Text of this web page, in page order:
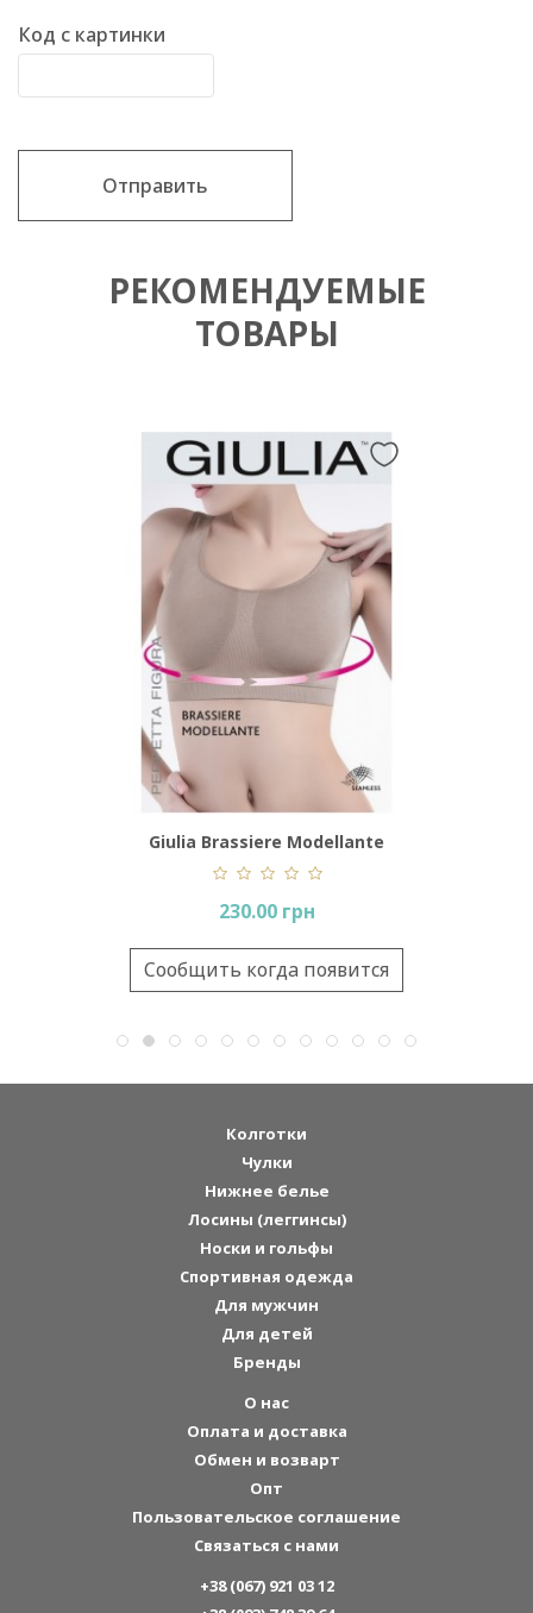
Код с картинки
Отправить
РЕКОМЕНДУЕМЫЕ
ТОВАРЫ
Giulia Brassiere Modellante
230.00 грн
Сообщить когда появится
Колготки
Чулки
Нижнее белье
Лосины (леггинсы)
Носки и гольфы
Спортивная одежда
Для мужчин
Для детей
Бренды
О нас
Оплата и доставка
Обмен и возварт
Опт
Пользовательское соглашение
Связаться с нами
+38 (067) 921 03 12